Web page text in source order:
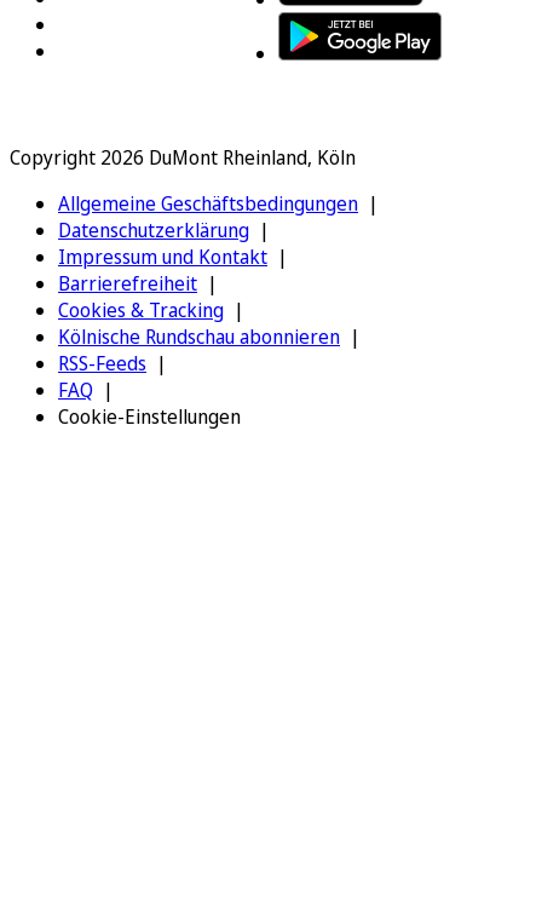
Copyright 2026 DuMont Rheinland, Köln
Allgemeine Geschäftsbedingungen
Datenschutzerklärung
Impressum und Kontakt
Barrierefreiheit
Cookies & Tracking
Kölnische Rundschau abonnieren
RSS-Feeds
FAQ
Cookie-Einstellungen